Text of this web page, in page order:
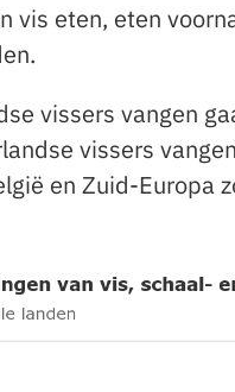
vis eten, eten
vissers vangen
vissers
en Zuid-Europa